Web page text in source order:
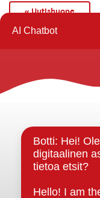
« Uutishuone
Rautalammin
Strategiat,
sopimukset
Evästeet